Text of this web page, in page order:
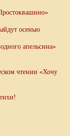
осенью
апельсина»
чтении «Хочу